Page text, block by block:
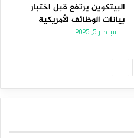
البيتكوين يرتفع قبل اختبار
بيانات الوظائف الأمريكية
سبتمبر 5, 2025